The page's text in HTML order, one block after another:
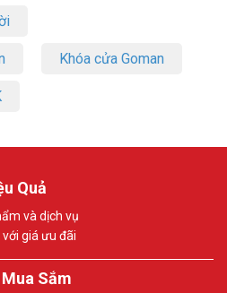
Khóa cửa Goman
Quả
và dịch vụ
giá ưu đãi
Sắm